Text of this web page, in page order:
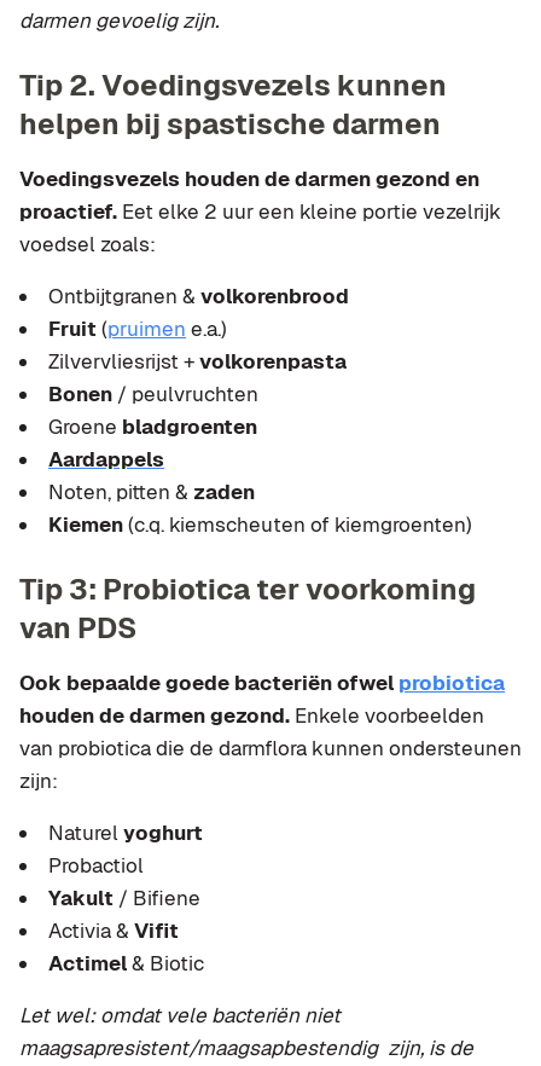
darmen gevoelig zijn.
Tip 2. Voedingsvezels kunnen
helpen bij spastische darmen
Voedingsvezels houden de darmen gezond en
proactief. Eet elke 2 uur een kleine portie vezelrijk
voedsel zoals:
Ontbijtgranen & volkorenbrood
Fruit(pruimen e.a.)
Zilvervliesrijst +volkorenpasta
Bonen / peulvruchten
Groene bladgroenten
Aardappels
Noten, pitten & zaden
Kiemen(c.q. kiemscheuten of kiemgroenten)
Tip 3: Probiotica ter voorkoming
van PDS
Ook bepaalde goede bacteriën ofwel probiotica
houden de darmen gezond. Enkele voorbeelden
van probiotica die de darmflora kunnen ondersteunen
zijn:
Naturelyoghurt
Probactiol
Yakult / Bifiene
Activia & Vifit
Actimel& Biotic
Let wel: omdat vele bacteriën niet
maagsapresistent/maagsapbestendig zijn, is de